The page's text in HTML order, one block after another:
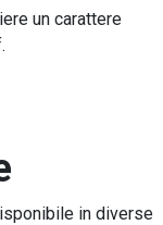
un carattere
in diverse